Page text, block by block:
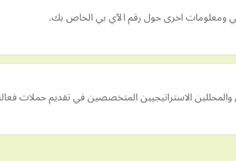
الاستراتيجيين المتخصصين في تقديم حملات